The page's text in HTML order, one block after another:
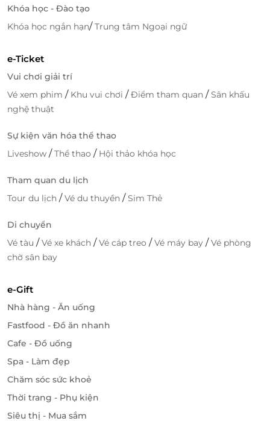
Đặt Phòng Dễ Dàng Qua LifeLink – Ưu
Đãi Trọn Vẹn
thể đặt ngay kỳ nghỉ trong mơ tại
Garden View Villa
trình khuyến mãi hấp dẫn, giúp bạn tối ưu chi phí
mà vẫn tận hưởng dịch vụ đẳng cấp.
Two Bed-room Garden View Villa
Spakhông chỉ là nơi để nghỉ ngơi, mà còn là chốn để
tái tạo năng lượng, tìm lại sự cân bằng cho tâm hồn
giữa thiên nhiên trong lành. Đặt phòng ngay hôm
Khóa học - Đào tạo
Khóa học ngắn hạn/Trung tâm Ngoại ngữ
e-Ticket
Vui chơi giải trí
Vé xem phim / Khu vui chơi /Điểm tham quan /Sân khấu
nghệ thuật
Sự kiện văn hóa thể thao
Liveshow /Thể thao / Hội thảo khóa học
Tham quan du lịch
Tour du lịch /Vé du thuyền /Sim Thẻ
Di chuyển
Vé tàu /Vé xe khách /Vé cáp treo /Vé máy bay /Vé phòng
chờ sân bay
e-Gift
Nhà hàng - Ăn uống
Fastfood - Đồ ăn nhanh
Cafe - Đồ uống
Spa - Làm đẹp
Chăm sóc sức khoẻ
Thời trang - Phụ kiện
Siêu thị - Mua sắm